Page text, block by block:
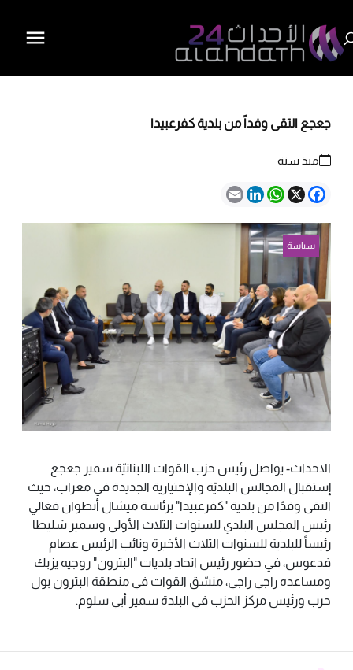
جعجع التقى وفداً من بلدية كفرعبيدا
منذ سنة
Facebook
X
WhatsApp
LinkedIn
Email
سياسة
الاحداث- يواصل رئيس حزب القوات اللبنانيّة سمير جعجع
إستقبال المجالس البلديّة والإختيارية الجديدة في معراب، حيث
التقى وفدًا من بلدية "كفرعبيدا" برئاسة ميشال أنطوان فغالي
رئيس المجلس البلدي للسنوات الثلاث الأولى وسمير شليطا
رئيساً للبلدية للسنوات الثلاث الأخيرة ونائب الرئيس عصام
فدعوس، في حضور رئيس اتحاد بلديات "البترون" روجيه يزبك
ومساعده راجي راجي، منسّق القوات في منطقة البترون بول
حرب ورئيس مركز الحزب في البلدة سمير أبي سلوم.